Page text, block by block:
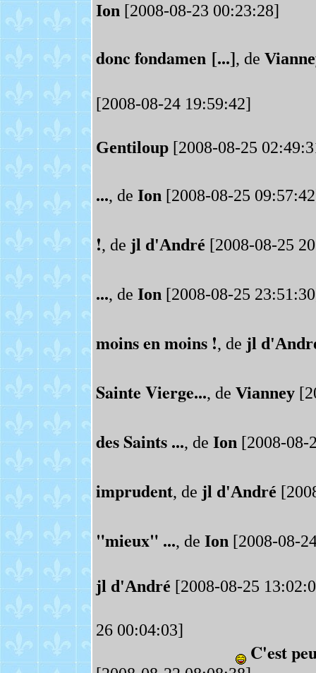
Ion [2008-08-23 00:23:28]
donc fondamen [...], de
[2008-08-24 19:59:42]
Gentiloup[2008-08-25
..., de Ion [2008-08-25
!, de jl d'André [2008-08-25
..., de Ion [2008-08-25
moins en moins !, de jl
Sainte Vierge..., de Vianney
des Saints ..., de Ion [2008-08-
imprudent, de jl d'André
"mieux" ..., de Ion [2008-08-
jl d'André [2008-08-25
26 00:04:03]
C'est